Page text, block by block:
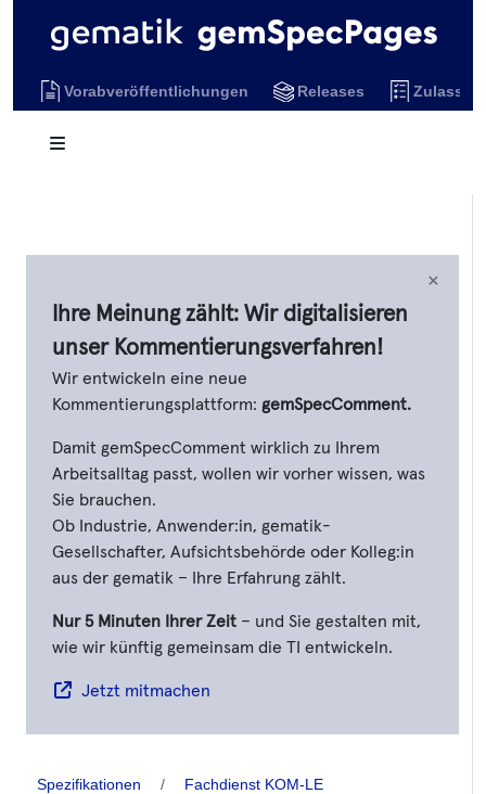
Vorabveröffentlichungen Releases
×
Ihre Meinung zählt: Wir digitalisieren
unser Kommentierungsverfahren!
Wir entwickeln eine neue
Kommentierungsplattform: gemSpecComment.
Damit gemSpecComment wirklich zu Ihrem
Arbeitsalltag passt, wollen wir vorher wissen, was
Sie brauchen.
Ob Industrie, Anwender:in, gematik-
Gesellschafter, Aufsichtsbehörde oder Kolleg:in
aus der gematik – Ihre Erfahrung zählt.
Nur 5 Minuten Ihrer Zeit – und Sie gestalten mit,
wie wir künftig gemeinsam die TI entwickeln.
Jetzt mitmachen
Spezifikationen
Fachdienst KOM-LE